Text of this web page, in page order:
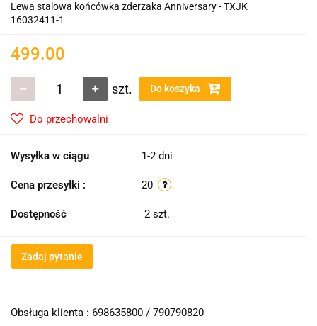
Lewa stalowa końcówka zderzaka Anniversary - TXJK
16032411-1
499.00
szt. Do koszyka
Do przechowalni
Wysyłka w ciągu 1-2 dni
Cena przesyłki : 20
Dostępność 2 szt.
Zadaj pytanie
Obsługa klienta : 698635800 / 790790820